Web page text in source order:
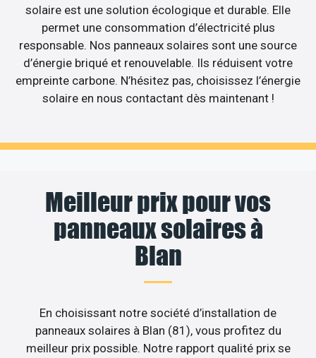
solaire est une solution écologique et durable. Elle
permet une consommation d’électricité plus
responsable. Nos panneaux solaires sont une source
d’énergie briqué et renouvelable. Ils réduisent votre
empreinte carbone. N’hésitez pas, choisissez l’énergie
solaire en nous contactant dès maintenant !
Meilleur prix pour vos
panneaux solaires à
Blan
En choisissant notre société d’installation de
panneaux solaires à Blan (81), vous profitez du
meilleur prix possible. Notre rapport qualité prix se